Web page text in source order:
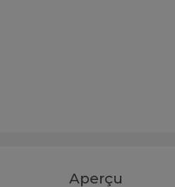
Aperçu